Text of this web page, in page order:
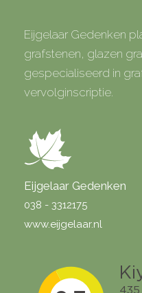
Eijgelaar Gedenken
grafstenen, glazen
gespecialiseerd in
vervolginscriptie.
Eijgelaar Gedenken
038 - 3312175
www.eijgelaar.nl